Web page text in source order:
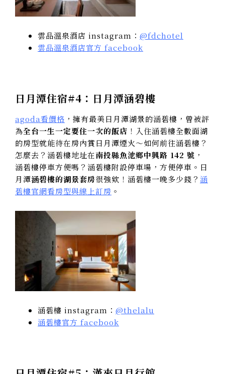
雲品溫泉酒店 instagram： @fdchotel
雲品溫泉酒店官方 facebook
日月潭住宿#4：日月潭涵碧樓
agoda看價格 ，擁有最美日月潭湖景的涵碧樓，曾被評
為全台一生一定要住一次的飯店 ！入住涵碧樓全數面湖
的房型就能待在房內賞日月潭煙火～如何前往涵碧樓？
怎麼去？涵碧樓地址在南投縣魚池鄉中興路 142 號 ，
涵碧樓停車方便嗎？涵碧樓附設停車場，方便停車。日
月潭涵碧樓的湖景套房很強欸！涵碧樓一晚多少錢？ 涵
碧樓官網看房型與線上訂房 。
涵碧樓 instagram： @thelalu
涵碧樓官方 facebook